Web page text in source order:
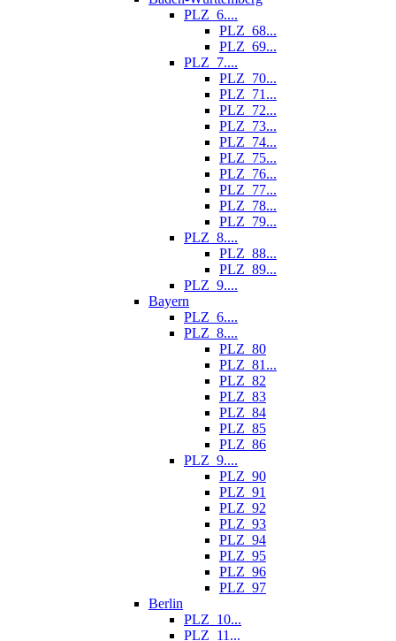
PLZ_6....
PLZ_68...
PLZ_69...
PLZ_7....
PLZ_70...
PLZ_71...
PLZ_72...
PLZ_73...
PLZ_74...
PLZ_75...
PLZ_76...
PLZ_77...
PLZ_78...
PLZ_79...
PLZ_8....
PLZ_88...
PLZ_89...
PLZ_9....
Bayern
PLZ_6....
PLZ_8....
PLZ_80
PLZ_81...
PLZ_82
PLZ_83
PLZ_84
PLZ_85
PLZ_86
PLZ_9....
PLZ_90
PLZ_91
PLZ_92
PLZ_93
PLZ_94
PLZ_95
PLZ_96
PLZ_97
Berlin
PLZ_10...
PLZ_11...